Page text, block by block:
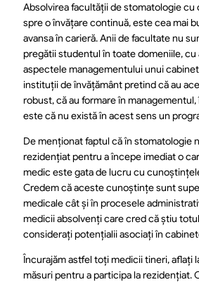
Absolvirea facultății de stomatologie
spre o învățare continuă, este cea mai
avansa în carieră. Anii de facultate nu
pregătii studentul în toate domeniile, cu
aspectele managementului unui
instituții de învățământ pretind că au
robust, că au formare în
este că nu există în acest sens un
De menționat faptul că în stomatologie
rezidențiat pentru a începe imediat o
medic este gata de lucru cu
Credem că aceste cunoștințe sunt
medicale cât și în procesele
medicii absolvenți care cred că știu
considerați potențialii asociați în
Încurajăm astfel toți medicii tineri, aflați
măsuri pentru a participa la rezidențiat.